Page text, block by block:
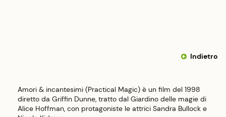
Indietro
Amori & incantesimi (Practical Magic) è un film del 1998
diretto da Griffin Dunne, tratto dal Giardino delle magie di
Alice Hoffman, con protagoniste le attrici Sandra Bullock e